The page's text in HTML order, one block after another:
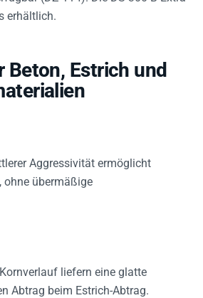
erhältlich.
Beton, Estrich und
Aggressivität ermöglicht
ohne übermäßige
liefern eine glatte
Abtrag beim Estrich-Abtrag.